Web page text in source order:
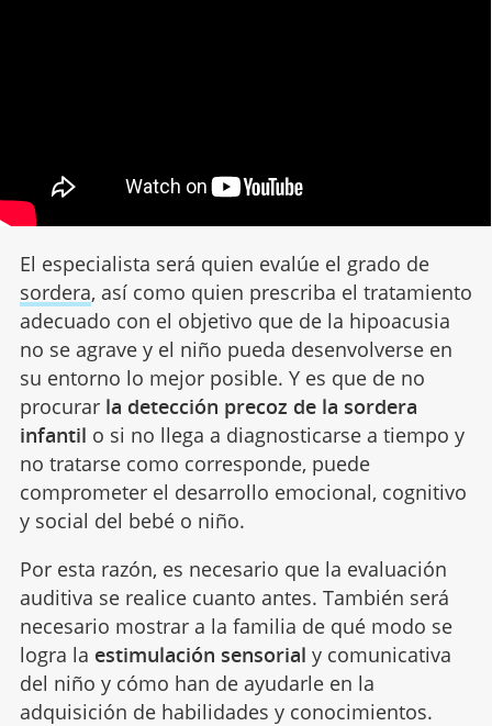
El especialista será quien evalúe el grado de
sordera, así como quien prescriba el tratamiento
adecuado con el objetivo que de la hipoacusia
no se agrave y el niño pueda desenvolverse en
su entorno lo mejor posible. Y es que de no
procurarla detección precoz de la sordera
infantil o si no llega a diagnosticarse a tiempo y
no tratarse como corresponde, puede
comprometer el desarrollo emocional, cognitivo
y social del bebé o niño.
Por esta razón, es necesario que la evaluación
auditiva se realice cuanto antes. También será
necesario mostrar a la familia de qué modo se
logra la estimulación sensorial y comunicativa
del niño y cómo han de ayudarle en la
adquisición de habilidades y conocimientos.